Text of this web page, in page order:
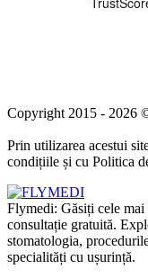
Copyright 2015 - 2026
Prin utilizarea acestui
condițiile și cu Politica
Flymedi: Găsiți cele
consultație gratuită.
stomatologia,
specialități cu ușurință.